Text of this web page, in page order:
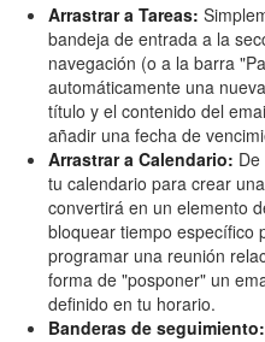
Arrastrar a Tareas:
bandeja de entrada a la
navegación (o a la barra
automáticamente una
título y el contenido del
añadir una fecha de
Arrastrar a Calendario:
tu calendario para crear
convertirá en un elemento
bloquear tiempo específico
programar una reunión
forma de "posponer" un
definido en tu horario.
Banderas de seguimiento: